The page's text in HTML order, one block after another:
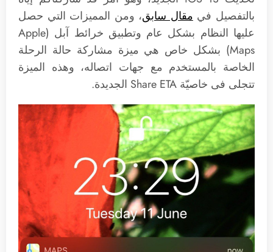
بالتفصيل في مقال سابق، ومن المميزات التي حصل
عليها النظام بشكل عام وتطبيق خرائط آبل (Apple
Maps) بشكل خاص هي ميزة مشاركة حالة الرحلة
الخاصة بالمستخدم مع جهات اتصاله، وهذه الميزة
تتجلى فى خاصيّة Share ETA الجديدة.